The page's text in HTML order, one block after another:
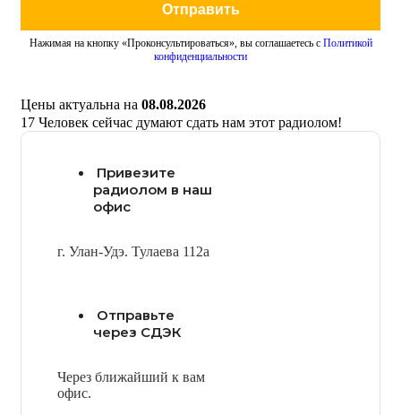
Отправить
Нажимая на кнопку «Проконсультироваться», вы соглашаетесь с Политикой
конфиденциальности
Цены актуальна на 08.08.2026
17 Человек сейчас думают сдать нам этот радиолом!
Привезите
радиолом в наш
офис
г. Улан-Удэ. Тулаева 112а
Отправьте
через СДЭК
Через ближайший к вам
офис.